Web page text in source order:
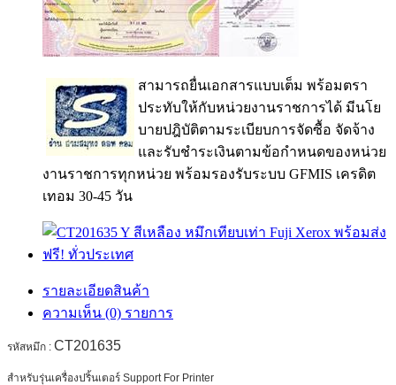
สามารถยื่นเอกสารแบบเต็ม พร้อมตรา
ประทับให้กับหน่วยงานราชการได้ มีนโย
บายปฎิบัติตามระเบียบการจัดซื้อ จัดจ้าง
และรับชำระเงินตามข้อกำหนดของหน่วย
งานราชการทุกหน่วย พร้อมรองรับระบบ GFMIS เครดิต
เทอม 30-45 วัน
รายละเอียดสินค้า
ความเห็น (0) รายการ
รหัสหมึก : CT201635
สำหรับรุ่นเครื่องปริ้นเตอร์ Support For Printer